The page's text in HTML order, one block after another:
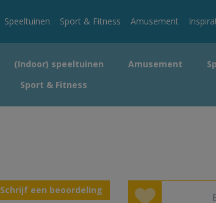
Speeltuinen Sport & Fitness Amusement
(Indoor) speeltuinen Amusement
Sport & Fitness
Schrijf een beoordeling